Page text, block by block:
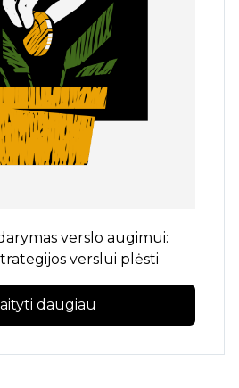
verslo augimui:
verslui plėsti
daugiau